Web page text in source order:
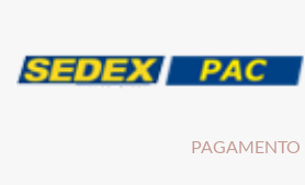
PAGAMENTO